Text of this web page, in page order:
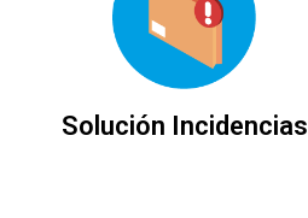
Solución Incidencias